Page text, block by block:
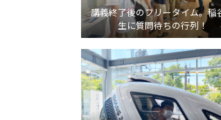
講義終了後のフリータイム。稲
生に質問待ちの行列！